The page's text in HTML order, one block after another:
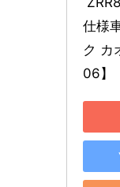
仕様
ク カ
06】